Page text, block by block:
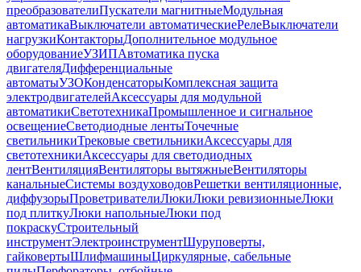
преобразователиПускатели магнитныеМодульная
автоматикаВыключатели автоматическиеРелеВыключатели
нагрузкиКонтакторыДополнительное модульное
оборудованиеУЗИПАвтоматика пуска
двигателяДифференциальные
автоматыУЗОКонденсаторыКомплексная защита
электродвигателейАксессуары для модульной
автоматикиСветотехникаПромышленное и сигнальное
освещениеСветодиодные лентыТочечные
светильникиТрековые светильникиАксессуары для
светотехникиАксессуары для светодиодных
лентВентиляцияВентиляторы вытяжныеВентиляторы
канальныеСистемы воздуховодовРешетки вентиляционные,
диффузорыПроветривателиЛюкиЛюки ревизионныеЛюки
под плиткуЛюки напольныеЛюки под
покраскуСтроительный
инструментЭлектроинструментШуруповерты,
гайковертыШлифмашиныЦиркулярные, сабельные